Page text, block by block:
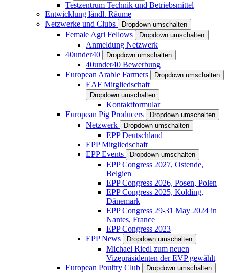
Testzentrum Technik und Betriebsmittel
Entwicklung ländl. Räume
Netzwerke und Clubs
Dropdown umschalten
Female Agri Fellows Dropdown umschalten
Anmeldung Netzwerk
40under40
Dropdown umschalten
40under40 Bewerbung
European Arable Farmers
Dropdown umschalten
EAF Mitgliedschaft
Dropdown umschalten
Kontaktformular
European Pig Producers
Dropdown umschalten
Netzwerk Dropdown umschalten
EPP Deutschland
EPP Mitgliedschaft
EPP Events
Dropdown umschalten
EPP Congress 2027, Ostende,
Belgien
EPP Congress 2026, Posen, Polen
EPP Congress 2025, Kolding,
Dänemark
EPP Congress 29-31 May 2024 in
Nantes, France
EPP Congress 2023
EPP News
Dropdown umschalten
Michael Riedl zum neuen
Vizepräsidenten der EVP gewählt
European Poultry Club
Dropdown umschalten